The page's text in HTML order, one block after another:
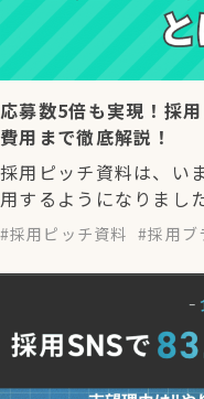
応募数5倍も実現！採
費用まで徹底解説！
採用ピッチ資料は、い
用するようになりまし
採用ピッチ資料 採用ブ